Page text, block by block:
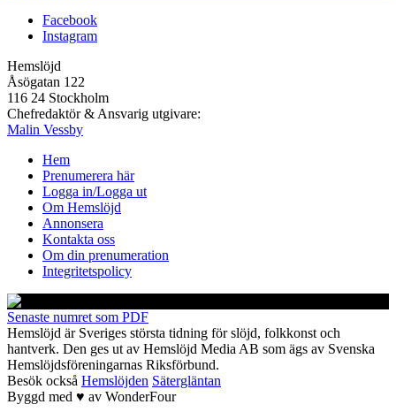
Facebook
Instagram
Hemslöjd
Åsögatan 122
116 24 Stockholm
Chefredaktör & Ansvarig utgivare:
Malin Vessby
Hem
Prenumerera här
Logga in/Logga ut
Om Hemslöjd
Annonsera
Kontakta oss
Om din prenumeration
Integritetspolicy
Senaste numret som PDF
Hemslöjd är Sveriges största tidning för slöjd, folkkonst och
hantverk. Den ges ut av Hemslöjd Media AB som ägs av Svenska
Hemslöjdsföreningarnas Riksförbund.
Besök också Hemslöjden Sätergläntan
Byggd med ♥ av WonderFour